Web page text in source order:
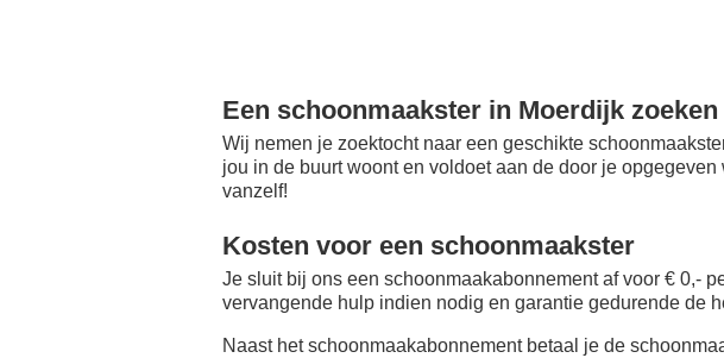
Een schoonmaakster in Moerdijk zoeken
Wij nemen je zoektocht naar een geschikte
jou in de buurt woont en voldoet aan de door je
vanzelf!
Kosten voor een schoonmaakster
Je sluit bij ons een schoonmaakabonnement af voor € 0,-
vervangende hulp indien nodig en garantie gedurende de
Naast het schoonmaakabonnement betaal je de